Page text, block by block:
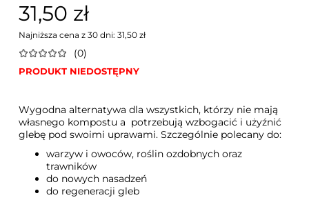
31,50 zł
Najniższa cena z 30 dni: 31,50 zł
(0)
PRODUKT NIEDOSTĘPNY
Wygodna alternatywa dla wszystkich, którzy nie mają
własnego kompostu a potrzebują wzbogacić i użyźnić
glebę pod swoimi uprawami. Szczególnie polecany do:
warzyw i owoców, roślin ozdobnych oraz
trawników
do nowych nasadzeń
do regeneracji gleb